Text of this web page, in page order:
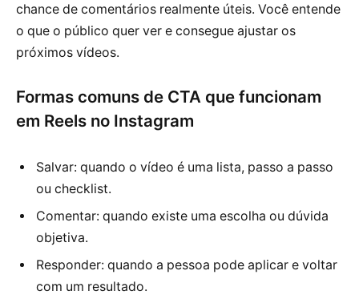
chance de comentários realmente úteis. Você entende
o que o público quer ver e consegue ajustar os
próximos vídeos.
Formas comuns de CTA que funcionam
em Reels no Instagram
Salvar: quando o vídeo é uma lista, passo a passo
ou checklist.
Comentar: quando existe uma escolha ou dúvida
objetiva.
Responder: quando a pessoa pode aplicar e voltar
com um resultado.